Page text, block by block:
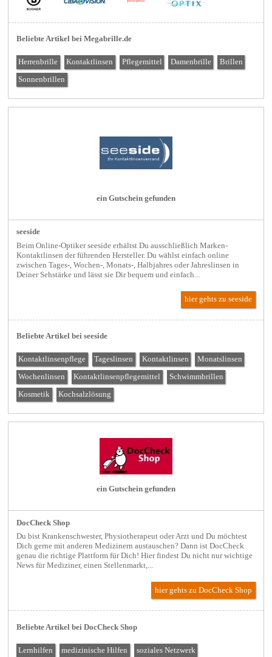
Beliebte Artikel bei Megabrille.de
Herrenbrille Kontaktlinsen Pflegemittel Damenbrille Brillen
Sonnenbrillen
ein Gutschein gefunden
seeside
Beim Online-Optiker seeside erhältst Du ausschließlich Marken-
Kontaktlinsen der führenden Hersteller. Du wählst einfach online
zwischen Tages-, Wochen-, Monats-, Halbjahres oder Jahreslinsen in
Deiner Sehstärke und lässt sie Dir bequem und einfach...
hier gehts zu seeside
Beliebte Artikel bei seeside
Kontaktlinsenpflege Tageslinsen Kontaktlinsen Monatslinsen
Wochenlinsen Kontaktlinsenpflegemittel Schwimmbrillen
Kosmetik Kochsalzlösung
ein Gutschein gefunden
DocCheck Shop
Du bist Krankenschwester, Physiotherapeut oder Arzt und Du möchtest
Dich gerne mit anderen Medizinern austauschen? Dann ist DocCheck
genau die richtige Plattform für Dich! Hier findest Du nicht nur wichtige
News für Mediziner, einen Stellenmarkt,...
hier gehts zu DocCheck Shop
Beliebte Artikel bei DocCheck Shop
Lernhilfen medizinische Hilfen soziales Netzwerk